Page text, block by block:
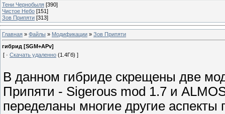
Тени Чернобыля [390]
Чистое Небо [151]
Зов Припяти [313]
Главная » Файлы » Модификации » Зов Припяти
гибрид [SGM+APv]
[ · Скачать удаленно (1.4Гб) ]
В данном гибриде скрещены две
Припяти - Sigerous mod 1.7 и
переделаны многие другие